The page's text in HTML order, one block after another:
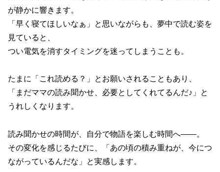
が静かに響きます。
「早く寝てほしいなぁ」と思いながらも、夢中で読む姿を
見ていると、
つい電気を消すタイミングを迷ってしまうことも。
たまに「これ読める？」とお願いされることもあり、
「まだママの読み聞かせ、必要としてくれてるんだ♪」と
うれしくなります。
読み聞かせの時間が、自分で物語を楽しむ時間へ——。
その変化を感じるたびに、「あの頃の積み重ねが、今につ
ながっているんだな」と実感します。